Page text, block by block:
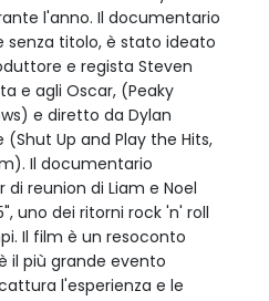
l'anno. Il documentario
senza titolo, è stato ideato
e regista Steven
e agli Oscar, (Peaky
e diretto da Dylan
(Shut Up and Play the Hits,
Il documentario
reunion di Liam e Noel
uno dei ritorni rock 'n' roll
Il film è un resoconto
il più grande evento
l'esperienza e le